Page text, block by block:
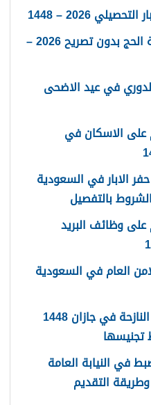
2026 – 1448
كم قيمة غرامة الحج بدون تصريح 2026 –
في عيد الاضحى
على الاسكان في
الابار في السعودية
وظائف البريد
العام في السعودية
اسماء القبائل النازحة في جازان 1448
في النيابة العامة